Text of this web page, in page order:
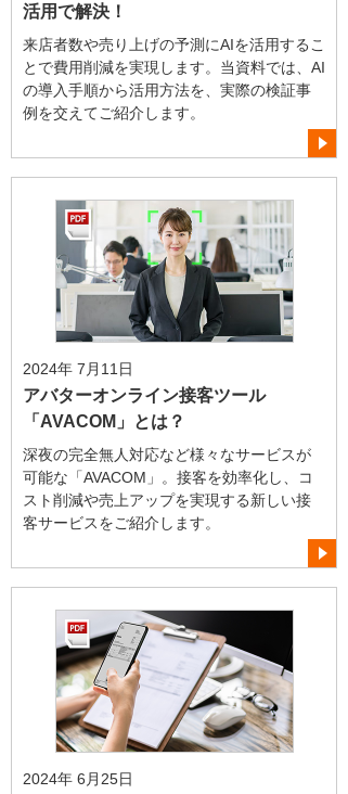
活用で解決！
来店者数や売り上げの予測にAIを活用するこ
とで費用削減を実現します。当資料では、AI
の導入手順から活用方法を、実際の検証事
例を交えてご紹介します。
2024年 7月11日
アバターオンライン接客ツール
「AVACOM」とは？
深夜の完全無人対応など様々なサービスが
可能な「AVACOM」。接客を効率化し、コ
スト削減や売上アップを実現する新しい接
客サービスをご紹介します。
2024年 6月25日